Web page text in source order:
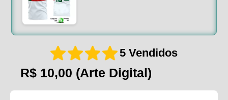
5 Vendidos
R$ 10,00 (Arte Digital)